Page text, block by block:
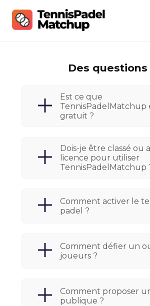
Des questions
Est ce que
TennisPadelMatchup
gratuit ?
Dois-je être classé ou
licence pour utiliser
TennisPadelMatchup
Comment activer le
padel ?
Comment défier un
joueurs ?
Comment proposer
publique ?